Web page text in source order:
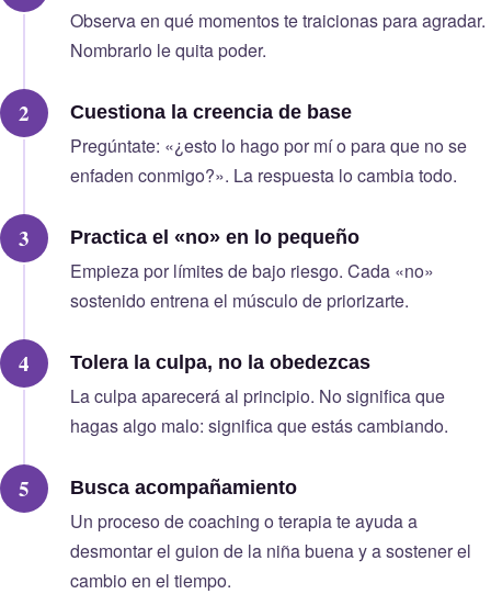
Observa en qué momentos te traicionas para agradar.
Nombrarlo le quita poder.
Cuestiona la creencia de base
Pregúntate: «¿esto lo hago por mí o para que no se
enfaden conmigo?». La respuesta lo cambia todo.
Practica el «no» en lo pequeño
Empieza por límites de bajo riesgo. Cada «no»
sostenido entrena el músculo de priorizarte.
Tolera la culpa, no la obedezcas
La culpa aparecerá al principio. No significa que
hagas algo malo: significa que estás cambiando.
Busca acompañamiento
Un proceso de coaching o terapia te ayuda a
desmontar el guion de la niña buena y a sostener el
cambio en el tiempo.